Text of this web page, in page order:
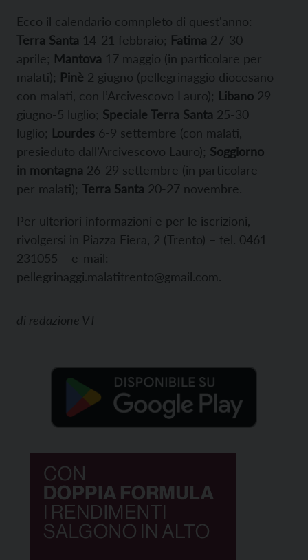
Ecco il calendario comnpleto di quest'anno:
Terra Santa 14-21 febbraio; Fatima 27-30
aprile; Mantova 17 maggio (in particolare per
malati); Pinè 2 giugno (pellegrinaggio diocesano
con malati, con l’Arcivescovo Lauro); Libano 29
giugno-5 luglio; Speciale Terra Santa 25-30
luglio; Lourdes 6-9 settembre (con malati,
presieduto dall’Arcivescovo Lauro); Soggiorno
in montagna 26-29 settembre (in particolare
per malati); Terra Santa 20-27 novembre.
Per ulteriori informazioni e per le iscrizioni,
rivolgersi in Piazza Fiera, 2 (Trento) – tel. 0461
231055 – e-mail:
pellegrinaggi.malatitrento@gmail.com.
di redazione VT